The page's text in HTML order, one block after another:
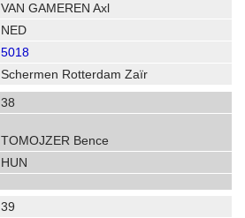
VAN GAMEREN Axl
NED
5018
Schermen Rotterdam Zaïr
38
TOMOJZER Bence
HUN
39